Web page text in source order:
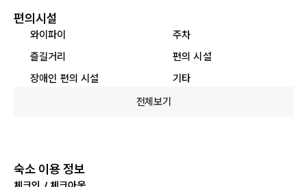
편의시설
와이파이
주차
즐길거리
편의 시설
장애인 편의 시설
기타
전체보기
숙소 이용 정보